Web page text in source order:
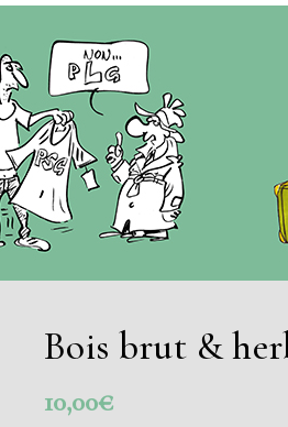
Bois brut &
10,00€